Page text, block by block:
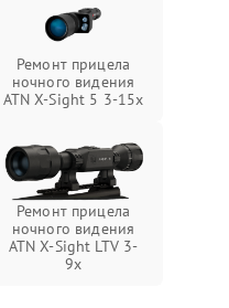
Ремонт прицела
ночного видения
ATN X-Sight 5 3-15x
Ремонт прицела
ночного видения
ATN X-Sight LTV 3-
9x